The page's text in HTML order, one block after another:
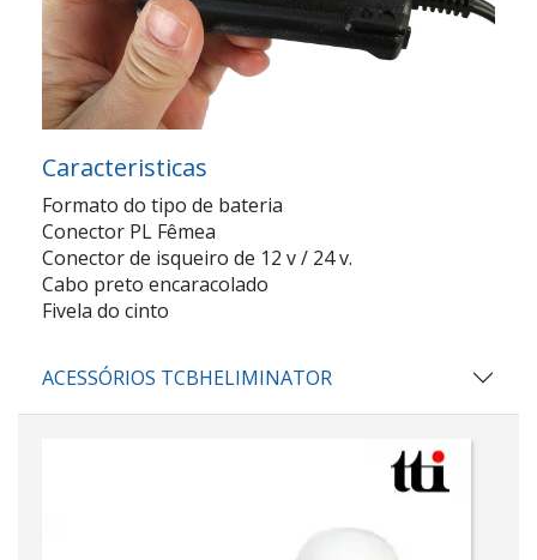
Caracteristicas
Formato do tipo de bateria
Conector PL Fêmea
Conector de isqueiro de 12 v / 24 v.
Cabo preto encaracolado
Fivela do cinto
ACESSÓRIOS TCBHELIMINATOR